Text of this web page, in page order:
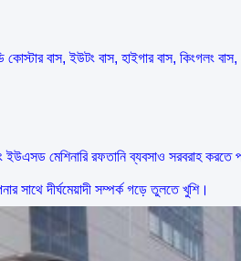
বাস, ইউটং বাস, হাইগার বাস, কিংগলং
মেশিনারি রফতানি ব্যবসাও সরবরাহ করতে
সাথে দীর্ঘমেয়াদী সম্পর্ক গড়ে তুলতে খুশি।